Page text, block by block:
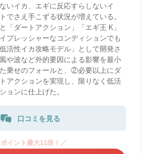
いイカ、エギに反応すらしないイ
さえ手こずる状況が増えている。
「ダートアクション」「エギ王 K」
プレッシャーなコンディションでも
活性イカ攻略モデル」として開発さ
や波など外的要因による影響を最小
乗せのフォールと、②必要以上にダ
アクションを実現し、限りなく低活
ョンに仕上げた。
口コミを見る
ポイント最大11倍！／